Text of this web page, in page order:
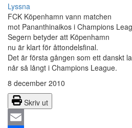
Lyssna
FCK Köpenhamn vann matchen
mot Pananthinaikos i Champions
Segern betyder att Köpenhamn
nu är klart för åttondelsfinal.
Det är första gången som ett danskt
når så långt i Champions League.
8 december 2010
Skriv ut